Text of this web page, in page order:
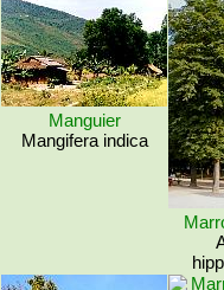
Manguier
Mangifera indica